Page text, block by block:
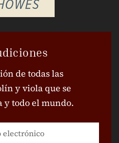
de todas las
y viola que se
y todo el mundo.